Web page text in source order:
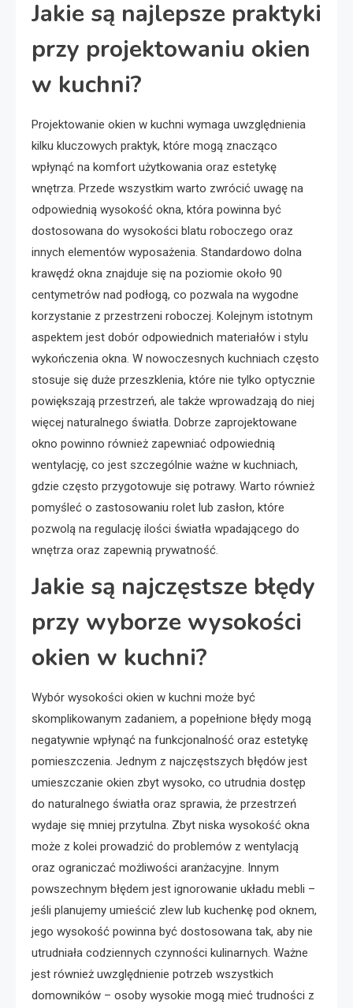
Jakie są najlepsze praktyki
przy projektowaniu okien
w kuchni?
Projektowanie okien w kuchni wymaga uwzględnienia
kilku kluczowych praktyk, które mogą znacząco
wpłynąć na komfort użytkowania oraz estetykę
wnętrza. Przede wszystkim warto zwrócić uwagę na
odpowiednią wysokość okna, która powinna być
dostosowana do wysokości blatu roboczego oraz
innych elementów wyposażenia. Standardowo dolna
krawędź okna znajduje się na poziomie około 90
centymetrów nad podłogą, co pozwala na wygodne
korzystanie z przestrzeni roboczej. Kolejnym istotnym
aspektem jest dobór odpowiednich materiałów i stylu
wykończenia okna. W nowoczesnych kuchniach często
stosuje się duże przeszklenia, które nie tylko optycznie
powiększają przestrzeń, ale także wprowadzają do niej
więcej naturalnego światła. Dobrze zaprojektowane
okno powinno również zapewniać odpowiednią
wentylację, co jest szczególnie ważne w kuchniach,
gdzie często przygotowuje się potrawy. Warto również
pomyśleć o zastosowaniu rolet lub zasłon, które
pozwolą na regulację ilości światła wpadającego do
wnętrza oraz zapewnią prywatność.
Jakie są najczęstsze błędy
przy wyborze wysokości
okien w kuchni?
Wybór wysokości okien w kuchni może być
skomplikowanym zadaniem, a popełnione błędy mogą
negatywnie wpłynąć na funkcjonalność oraz estetykę
pomieszczenia. Jednym z najczęstszych błędów jest
umieszczanie okien zbyt wysoko, co utrudnia dostęp
do naturalnego światła oraz sprawia, że przestrzeń
wydaje się mniej przytulna. Zbyt niska wysokość okna
może z kolei prowadzić do problemów z wentylacją
oraz ograniczać możliwości aranżacyjne. Innym
powszechnym błędem jest ignorowanie układu mebli –
jeśli planujemy umieścić zlew lub kuchenkę pod oknem,
jego wysokość powinna być dostosowana tak, aby nie
utrudniała codziennych czynności kulinarnych. Ważne
jest również uwzględnienie potrzeb wszystkich
domowników – osoby wysokie mogą mieć trudności z